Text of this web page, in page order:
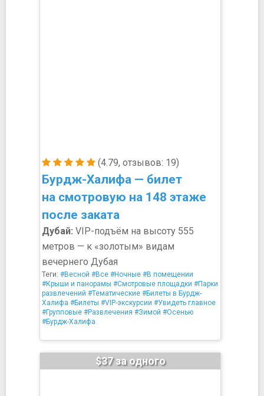
(4.79, отзывов: 19)
Бурдж-Халифа — билет
на смотровую на 148 этаже
после заката
Дубай: VIP-подъём на высоту 555
метров — к «золотым» видам
вечернего Дубая
Теги: #Весной #Все #Ночные #В помещении
#Крыши и панорамы #Смотровые площадки #Парки
развлечений #Тематические #Билеты в Бурдж-
Халифа #Билеты #VIP-экскурсии #Увидеть главное
#Групповые #Развлечения #Зимой #Осенью
#Бурдж-Халифа
$37 за одного